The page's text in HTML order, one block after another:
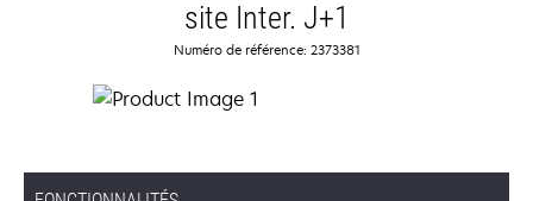
site Inter. J+1
Numéro de référence: 2373381